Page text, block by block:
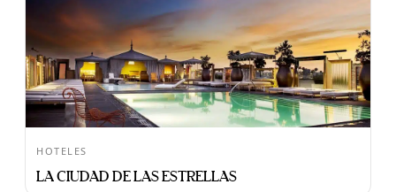
HOTELES
LA CIUDAD DE LAS ESTRELLAS